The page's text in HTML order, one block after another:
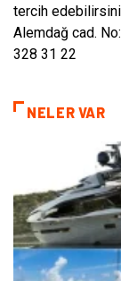
tercih
Alemdağ cad.
328 31 22
NELER VAR